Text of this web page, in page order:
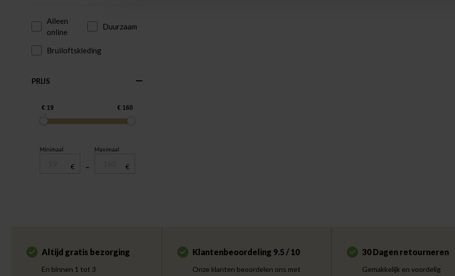
Alleen
online
Duurzaam
Bruiloftskleding
PRIJS
Minimaal
€ –
Maximaal
€
Altijd gratis bezorging
En binnen 1 tot 3
Klantenbeoordeling 9.5 / 10
Onze klanten beoordelen ons met
30 Dagen retourneren
Gemakkelijk en voordelig